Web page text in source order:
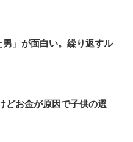
」が面白い。繰り返すル
どお金が原因で子供の選